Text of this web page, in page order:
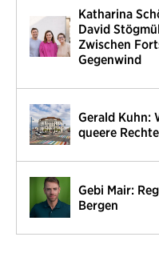
Katharina
David
Zwischen
Gegenwind
Gerald Kuhn:
queere Rechte
Gebi Mair:
Bergen